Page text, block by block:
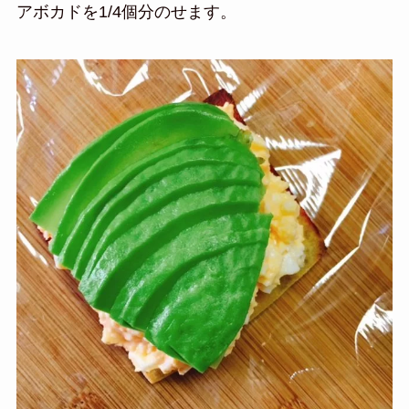
アボカドを1/4個分のせます。